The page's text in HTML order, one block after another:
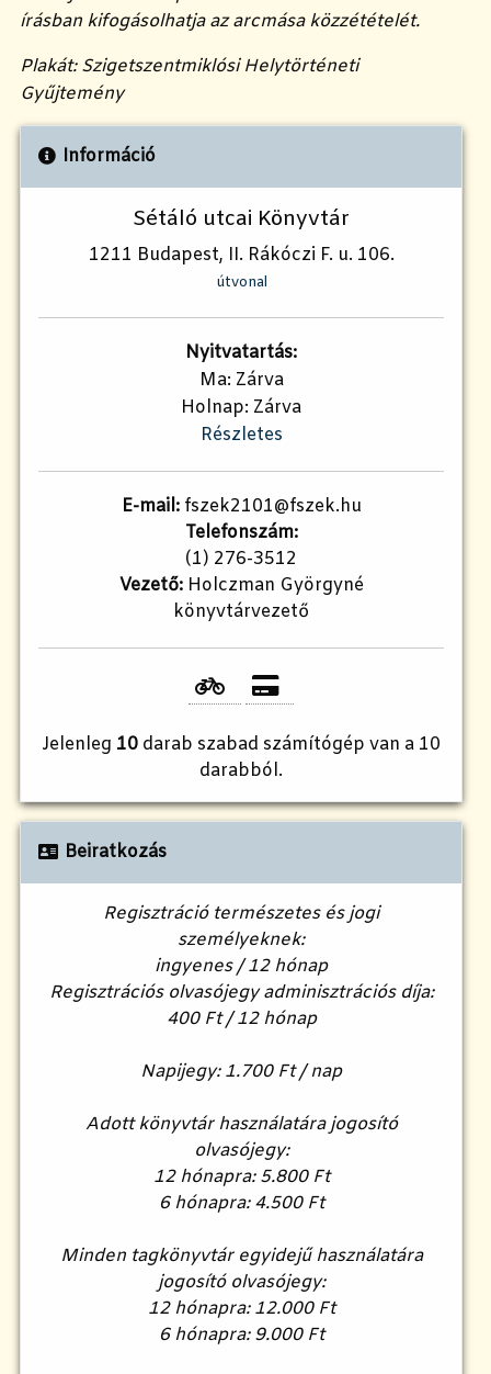
írásban kifogásolhatja az arcmása közzétételét.
Plakát: Szigetszentmiklósi Helytörténeti
Gyűjtemény
Információ
Sétáló utcai Könyvtár
1211 Budapest, II. Rákóczi F. u. 106.
útvonal
Nyitvatartás:
Ma: Zárva
Holnap: Zárva
Részletes
E-mail:fszek2101@fszek.hu​
Telefonszám:
(1) 276-3512
Vezető:Holczman Györgyné
könyvtárvezető
Jelenleg 10 darab szabad számítógép van a 10
darabból.
Beiratkozás
Regisztráció természetes és jogi
személyeknek:
ingyenes / 12 hónap
Regisztrációs olvasójegy adminisztrációs díja:
400 Ft / 12 hónap
Napijegy: 1.700 Ft / nap
Adott könyvtár használatára jogosító
olvasójegy:
12 hónapra: 5.800 Ft
6 hónapra: 4.500 Ft
Minden tagkönyvtár egyidejű használatára
jogosító olvasójegy:
12 hónapra: 12.000 Ft
6 hónapra: 9.000 Ft